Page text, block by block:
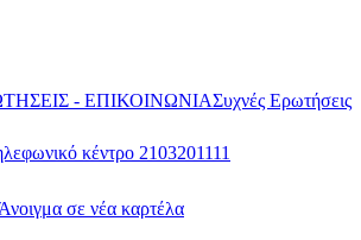
- ΕΠΙΚΟΙΝΩΝΙΑΣυχνές Ερωτήσεις
κέντρο 2103201111
Άνοιγμα σε νέα καρτέλα